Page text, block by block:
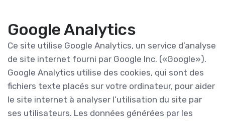
Google Analytics
Ce site utilise Google Analytics, un service d’analyse
de site internet fourni par Google Inc. («Google»).
Google Analytics utilise des cookies, qui sont des
fichiers texte placés sur votre ordinateur, pour aider
le site internet à analyser l’utilisation du site par
ses utilisateurs. Les données générées par les